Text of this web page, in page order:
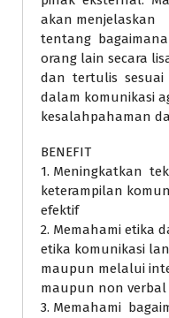
akan menjelaskan
tentang
orang lain secara
dan tertulis sesuai
dalam komunikasi
kesalahpahaman
BENEFIT
1. Meningkatkan
keterampilan
efektif
2. Memahami etika
etika komunikasi
maupun melalui
maupun non verbal
3. Memahami